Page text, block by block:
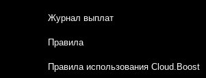
Журнал выплат
Правила
Правила использования Cloud.Boost